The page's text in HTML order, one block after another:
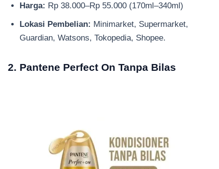
Harga: Rp 38.000–Rp 55.000 (170ml–340ml)
Lokasi Pembelian: Minimarket, Supermarket,
Guardian, Watsons, Tokopedia, Shopee.
2. Pantene Perfect On Tanpa Bilas